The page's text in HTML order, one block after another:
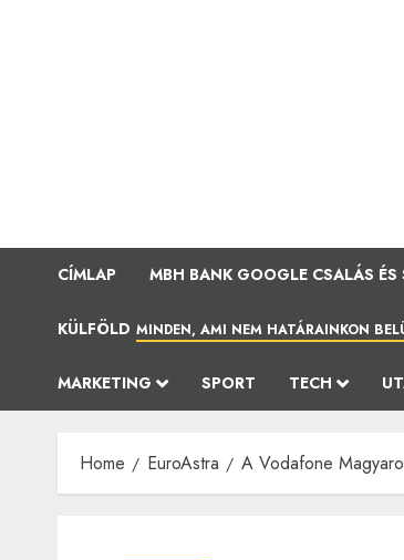
CÍMLAP MBH BANK GOOGLE CSALÁS ÉS
KÜLFÖLD MINDEN, AMI NEM HATÁRAINKON
MARKETING SPORT TECH
Home EuroAstra A Vodafone